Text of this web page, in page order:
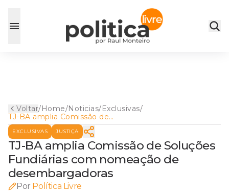
Voltar/Home/Noticias/Exclusivas/
TJ-BA amplia Comissão de
Soluções Fundiárias com
nomeação de
desembargadoras
EXCLUSIVAS JUSTIÇA
TJ-BA amplia Comissão de Soluções
Fundiárias com nomeação de
desembargadoras
Por Política Livre